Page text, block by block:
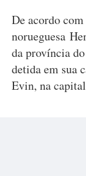
De acordo
norueguesa
da província
detida em sua
Evin, na